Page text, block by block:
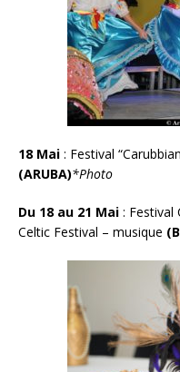
18 Mai : Festival
(ARUBA)*Photo
Du 18 au 21 Mai : Festival
Celtic Festival – musique